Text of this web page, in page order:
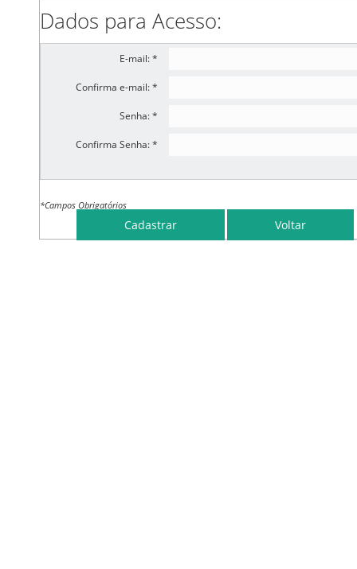
Dados para Acesso:
E-mail: *
Confirma e-mail: *
Senha: *
Confirma Senha: *
*Campos Obrigatórios